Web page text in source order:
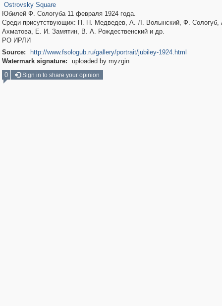
Ostrovsky Square
Юбилей Ф. Сологуба 11 февраля 1924 года.
Среди присутствующих: П. Н. Медведев, А. Л. Волынский, Ф. Сологуб,
Ахматова, Е. И. Замятин, В. А. Рождественский и др.
РО ИРЛИ
Source:
http://www.fsologub.ru/gallery/portrait/jubiley-1924.html
Watermark signature:
uploaded by myzgin
0
Sign in to share your opinion